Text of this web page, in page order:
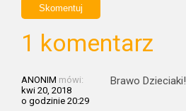
1 komentarz
ANONIM mówi:
kwi 20, 2018
o godzinie 20:29
Brawo Dzieciaki!